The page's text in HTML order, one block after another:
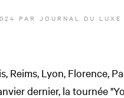
PAR JOURNAL DU LUXE
Reims, Lyon, Florence,
dernier, la tournée